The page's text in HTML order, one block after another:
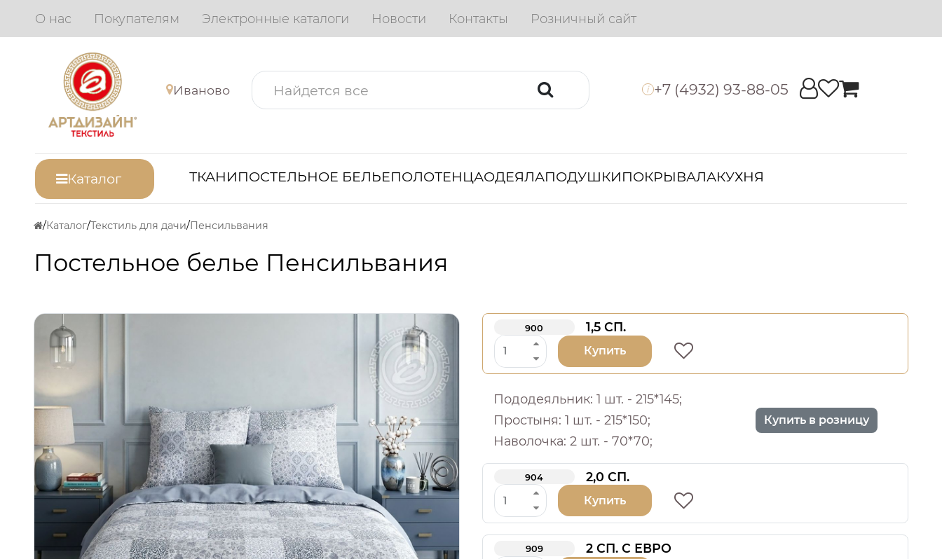
О нас Покупателям Электронные каталоги Новости Контакты Розничный сайт
Иваново i +7 (4932) 93-88-05
Каталог ТКАНИПОСТЕЛЬНОЕ БЕЛЬЕПОЛОТЕНЦАОДЕЯЛАПОДУШКИПОКРЫВАЛАКУХНЯ
Каталог Текстиль для дачи Пенсильвания
Постельное белье Пенсильвания
900 1,5 СП.
Купить
Пододеяльник: 1 шт. - 215*145;
Простыня: 1 шт. - 215*150;
Наволочка: 2 шт. - 70*70;
Купить в розницу
904 2,0 СП.
Купить
909 2 СП. С ЕВРО